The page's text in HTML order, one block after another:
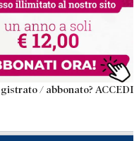
/ abbonato? ACCEDI